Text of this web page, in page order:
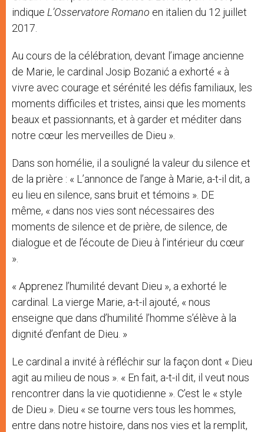
indique L’Osservatore Romano en italien du 12 juillet
2017.
Au cours de la célébration, devant l’image ancienne
de Marie, le cardinal Josip Bozanić a exhorté « à
vivre avec courage et sérénité les défis familiaux, les
moments difficiles et tristes, ainsi que les moments
beaux et passionnants, et à garder et méditer dans
notre cœur les merveilles de Dieu ».
Dans son homélie, il a souligné la valeur du silence et
de la prière : « L’annonce de l’ange à Marie, a-t-il dit, a
eu lieu en silence, sans bruit et témoins ». DE
même, « dans nos vies sont nécessaires des
moments de silence et de prière, de silence, de
dialogue et de l’écoute de Dieu à l’intérieur du cœur
».
« Apprenez l’humilité devant Dieu », a exhorté le
cardinal. La vierge Marie, a-t-il ajouté, « nous
enseigne que dans d’humilité l’homme s’élève à la
dignité d’enfant de Dieu. »
Le cardinal a invité à réfléchir sur la façon dont « Dieu
agit au milieu de nous ». « En fait, a-t-il dit, il veut nous
rencontrer dans la vie quotidienne ». C’est le « style
de Dieu ». Dieu « se tourne vers tous les hommes,
entre dans notre histoire, dans nos vies et la remplit,